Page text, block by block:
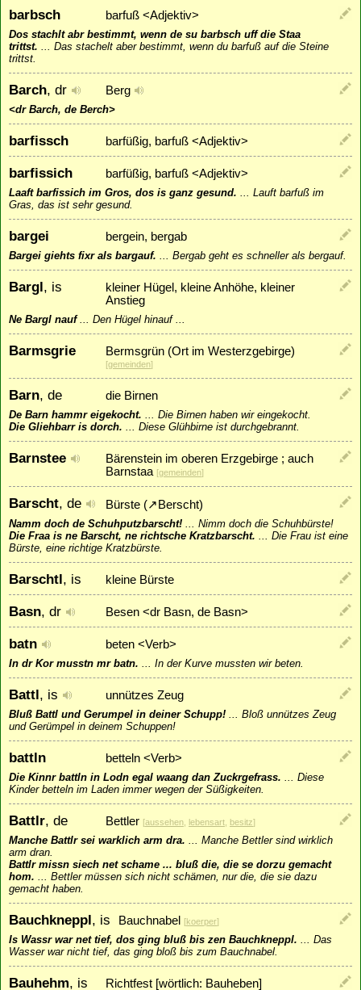
barbsch barfuß <Adjektiv>
Dos stachlt abr bestimmt, wenn de su barbsch uff die Staa
trittst. ... Das stachelt aber bestimmt, wenn du barfuß auf die Steine
trittst.
Barch, dr Berg
<dr Barch, de Berch>
barfissch barfüßig, barfuß <Adjektiv>
barfissich barfüßig, barfuß <Adjektiv>
Laaft barfissich im Gros, dos is ganz gesund. ... Lauft barfuß im
Gras, das ist sehr gesund.
bargei bergein, bergab
Bargei giehts fixr als bargauf. ... Bergab geht es schneller als bergauf.
Bargl, is
kleiner Hügel, kleine Anhöhe, kleiner
Anstieg
Ne Bargl nauf... Den Hügel hinauf ...
Barmsgrie Bermsgrün (Ort im Westerzgebirge)
[gemeinden]
Barn, de die Birnen
De Barn hammr eigekocht. ... Die Birnen haben wir eingekocht.
Die Gliehbarr is dorch. ... Diese Glühbirne ist durchgebrannt.
Barnstee
Bärenstein im oberen Erzgebirge ; auch
Barnstaa [gemeinden]
Barscht, de Bürste (↗ Berscht)
Namm doch de Schuhputzbarscht! ... Nimm doch die Schuhbürste!
Die Fraa is ne Barscht, ne richtsche Kratzbarscht. ... Die Frau ist eine
Bürste, eine richtige Kratzbürste.
Barschtl, is kleine Bürste
Basn, dr Besen <dr Basn, de Basn>
batn beten <Verb>
In dr Kor musstn mr batn. ... In der Kurve mussten wir beten.
Battl, is unnützes Zeug
Bluß Battl und Gerumpel in deiner Schupp! ... Bloß unnützes Zeug
und Gerümpel in deinem Schuppen!
battln betteln <Verb>
Die Kinnr battln in Lodn egal waang dan Zuckrgefrass. ... Diese
Kinder betteln im Laden immer wegen der Süßigkeiten.
Battlr, de Bettler [aussehen lebensart besitz]
Manche Battlr sei warklich arm dra. ... Manche Bettler sind wirklich
arm dran.
Battlr missn siech net schame ... bluß die, die se dorzu gemacht
hom. ... Bettler müssen sich nicht schämen, nur die, die sie dazu
gemacht haben.
Bauchkneppl, is Bauchnabel [koerper]
Is Wassr war net tief, dos ging bluß bis zen Bauchkneppl. ... Das
Wasser war nicht tief, das ging bloß bis zum Bauchnabel.
Bauhehm, is Richtfest [wörtlich: Bauheben]